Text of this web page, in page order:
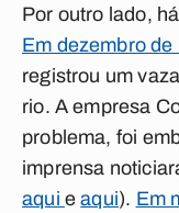
Por outro lado,
Em dezembro de
registrou um
rio. A empresa
problema, foi
imprensa
aqui eaqui). Em